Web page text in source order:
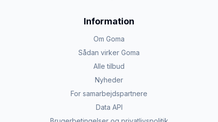
Information
Om Goma
Sådan virker Goma
Alle tilbud
Nyheder
For samarbejdspartnere
Data API